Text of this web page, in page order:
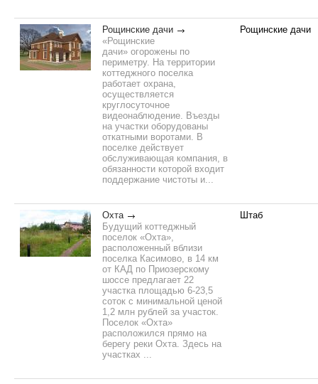
Рощинские дачи
«Рощинские
дачи» огорожены по
периметру. На территории
коттеджного поселка
работает охрана,
осуществляется
круглосуточное
видеонаблюдение. Въезды
на участки оборудованы
откатными воротами. В
поселке действует
обслуживающая компания, в
обязанности которой входит
поддержание чистоты и...
Рощинские дачи
Охта
Будущий коттеджный
поселок «Охта»,
расположенный вблизи
поселка Касимово, в 14 км
от КАД по Приозерскому
шоссе предлагает 22
участка площадью 6-23,5
соток с минимальной ценой
1,2 млн рублей за участок.
Поселок «Охта»
расположился прямо на
берегу реки Охта. Здесь на
участках ...
Штаб